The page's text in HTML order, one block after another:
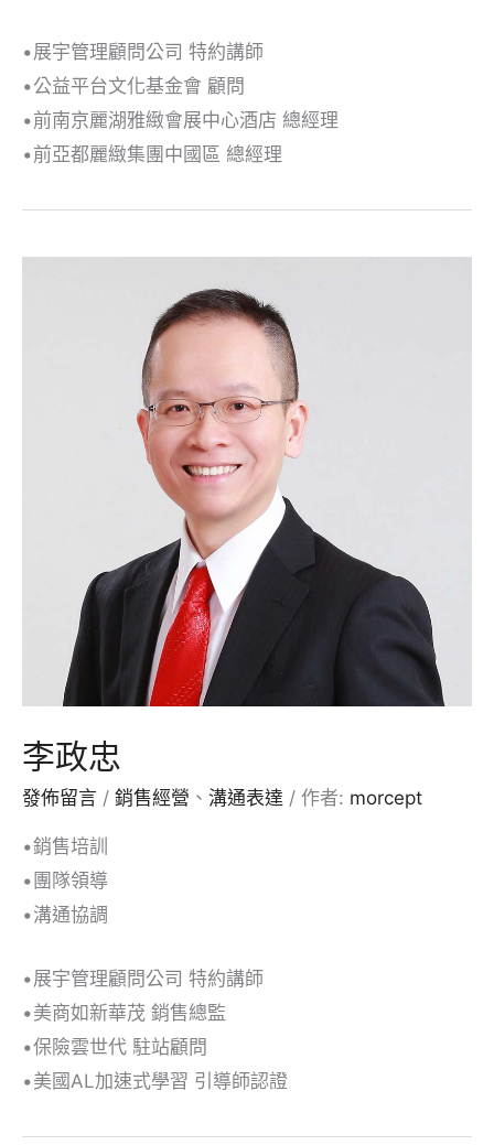
•展宇管理顧問公司 特約講師
•公益平台文化基金會 顧問
•前南京麗湖雅緻會展中心酒店 總經理
•前亞都麗緻集團中國區 總經理
李政忠
發佈留言 / 銷售經營 、 溝通表達 / 作者: morcept
•銷售培訓
•團隊領導
•溝通協調
•展宇管理顧問公司 特約講師
•美商如新華茂 銷售總監
•保險雲世代 駐站顧問
•美國AL加速式學習 引導師認證